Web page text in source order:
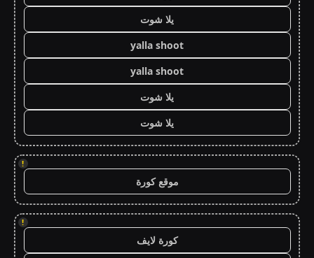
يلا شوت
yalla shoot
yalla shoot
يلا شوت
يلا شوت
!
موقع كورة
!
كورة لايف